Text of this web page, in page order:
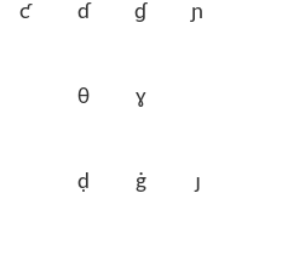
ƈ ɗ ɠ ɲ
θ ɣ
ḍ ġ ɟ